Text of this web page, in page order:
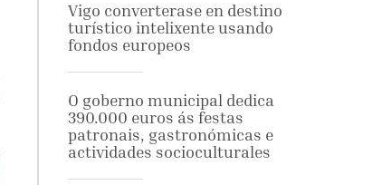
Vigo converterase en destino
turístico intelixente usando
fondos europeos
O goberno municipal dedica
390.000 euros ás festas
patronais, gastronómicas e
actividades socioculturales